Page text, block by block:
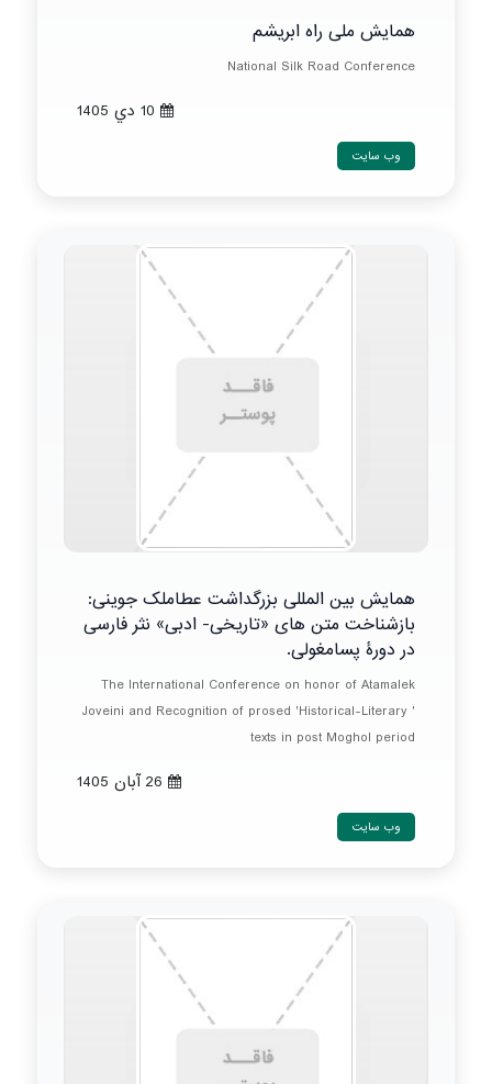
همایش ملی راه ابریشم
National Silk Road Conference
وب سایت
همایش بین المللی بزرگداشت عطاملک جوینی:
بازشناخت متن های «تاریخی- ادبی» نثر فارسی
در دورۀ پسامغولی.
The International Conference on honor of Atamalek
Joveini and Recognition of prosed 'Historical-Literary '
texts in post Moghol period
وب سایت